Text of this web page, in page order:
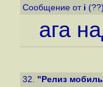
Сообщение от i
ага
32. "Релиз